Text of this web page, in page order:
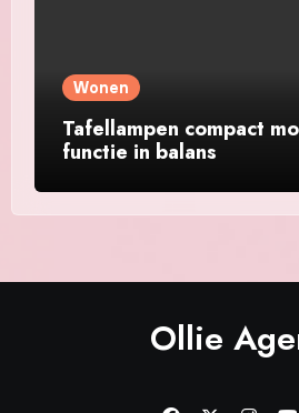
Wonen
Tafellampen compact
functie in balans
Ollie